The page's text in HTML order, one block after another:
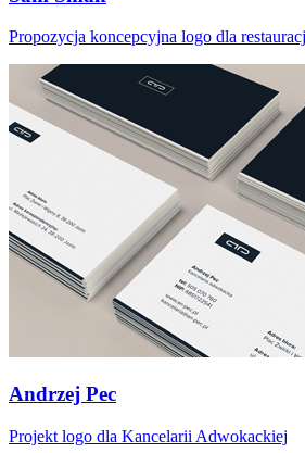
Propozycja koncepcyjna logo dla
Andrzej Pec
Projekt logo dla Kancelarii Adwokackiej